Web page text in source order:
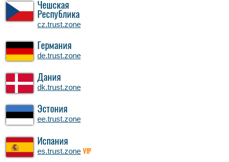
Чешская
Республика
cz.trust.zone
Германия
de.trust.zone
Дания
dk.trust.zone
Эстония
ee.trust.zone
Испания
es.trust.zone VIP